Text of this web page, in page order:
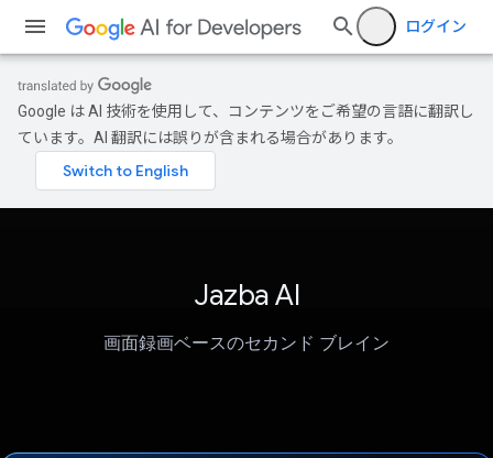
ログイン
Google は AI 技術を使用して、コンテンツをご希望の言語に翻訳し
ています。AI 翻訳には誤りが含まれる場合があります。
Jazba AI
画面録画ベースのセカンド ブレイン